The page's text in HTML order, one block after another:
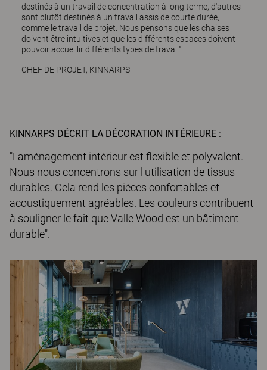
destinés à un travail de concentration à long terme, d'autres
sont plutôt destinés à un travail assis de courte durée,
comme le travail de projet. Nous pensons que les chaises
doivent être intuitives et que les différents espaces doivent
pouvoir accueillir différents types de travail".
CHEF DE PROJET, KINNARPS
KINNARPS DÉCRIT LA DÉCORATION INTÉRIEURE :
"L'aménagement intérieur est flexible et polyvalent.
Nous nous concentrons sur l'utilisation de tissus
durables. Cela rend les pièces confortables et
acoustiquement agréables. Les couleurs contribuent
à souligner le fait que Valle Wood est un bâtiment
durable".